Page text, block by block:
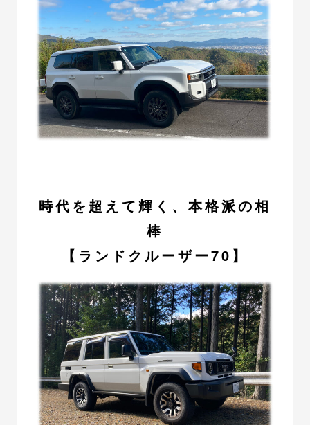
時代を超えて輝く、本格派の相
棒
【ランドクルーザー70】